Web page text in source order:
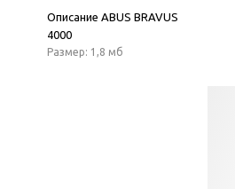
Описание ABUS BRAVUS
4000
Размер: 1,8 мб